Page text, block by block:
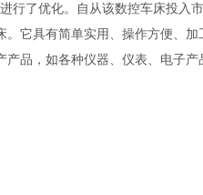
行了优化。自从该数控车床投入市
它具有简单实用、操作方便、加
品，如各种仪器、仪表、电子产